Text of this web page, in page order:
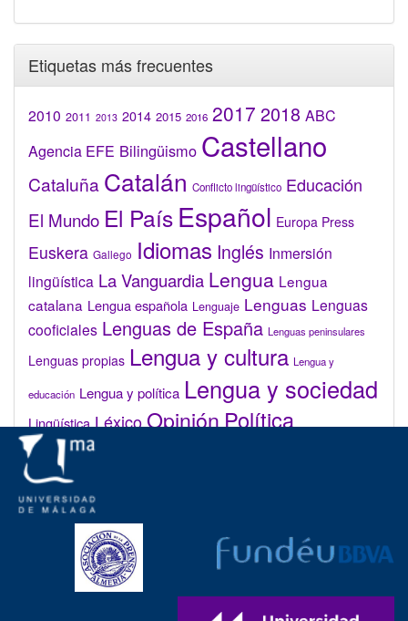
Etiquetas más frecuentes
2010 2011 2013 2014 2015 2016 2017 2018 ABC
Agencia EFE Bilingüismo Castellano
Cataluña Catalán Conflicto lingüístico Educación
El Mundo El País Español Europa Press
Euskera Gallego Idiomas Inglés Inmersión
lingüística La Vanguardia Lengua Lengua
catalana Lengua española Lenguaje Lenguas Lenguas
cooficiales Lenguas de España Lenguas peninsulares
Lenguas propias Lengua y cultura Lengua y
educación Lengua y política Lengua y sociedad
Lingüística LéxicoOpiniónPolítica
lingüística
Valenciano
Administrar